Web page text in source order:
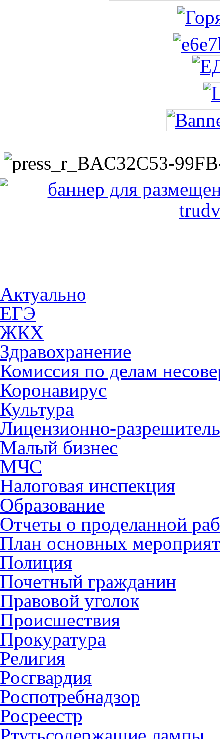
Актуально
ЕГЭ
ЖКХ
Здравохранение
Комиссия по делам
Коронавирус
Культура
Лицензионно-
Малый бизнес
МЧС
Налоговая инспекция
Образование
Отчеты о проделанной
План основных
Полиция
Почетный гражданин
Правовой уголок
Происшествия
Прокуратура
Религия
Росгвардия
Роспотребнадзор
Росреестр